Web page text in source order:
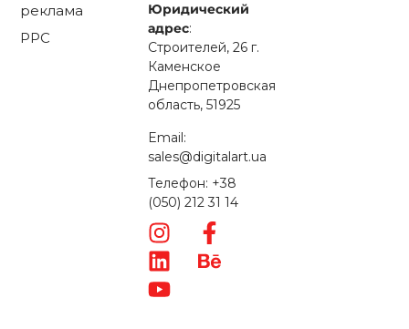
реклама
PPC
Юридический
адрес:
Строителей, 26 г.
Каменское
Днепропетровская
область, 51925
Email:
sales@digitalart.ua
Телефон: +38
(050) 212 31 14